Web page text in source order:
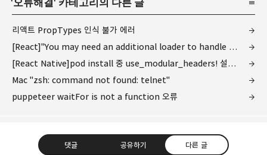
'오류해결' 카테고리의 다른 글
리액트 PropTypes 인식 불가 에러
[React]"You may need an additional loader to handle the result of these loaders" 오류
[React Native]pod install 중 use_modular_headers! 설정을 요구하는 오류
Mac "zsh: command not found: telnet"
puppeteer waitFor is not a function 오류
댓글 공유하기 다른 글